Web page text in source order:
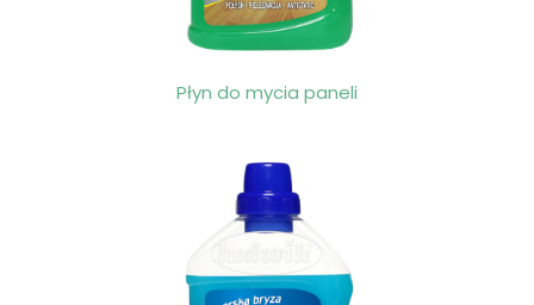
Płyn do mycia paneli